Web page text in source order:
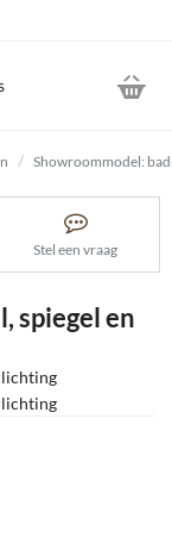
Showroommodel:
Stel een vraag
spiegel en